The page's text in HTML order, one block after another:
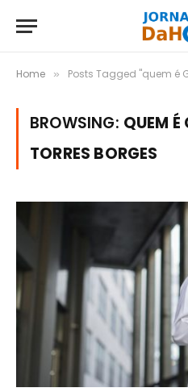
Home » Posts Tagged "quem é
BROWSING: QUEM É
TORRES BORGES